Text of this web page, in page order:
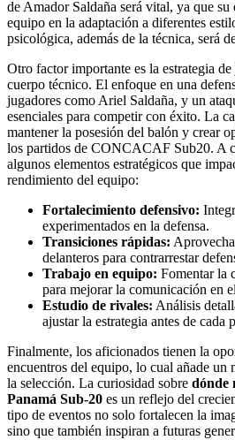
de Amador Saldaña será vital, ya que
equipo en la adaptación a diferentes
psicológica, además de la técnica, será
Otro factor importante es la estrategia
cuerpo técnico. El enfoque en una
jugadores como Ariel Saldaña, y un
esenciales para competir con éxito. La
mantener la posesión del balón y crear
los partidos de CONCACAF Sub20. A
algunos elementos estratégicos que
rendimiento del equipo:
Fortalecimiento defensivo:
experimentados en la defensa.
Transiciones rápidas:
delanteros para contrarrestar
Trabajo en equipo: Fomentar la
para mejorar la comunicación en
Estudio de rivales: Análisis
ajustar la estrategia antes de cada
Finalmente, los aficionados tienen la
encuentros del equipo, lo cual añade un
la selección. La curiosidad sobre dónde
Panamá Sub-20 es un reflejo del
tipo de eventos no solo fortalecen la
sino que también inspiran a futuras